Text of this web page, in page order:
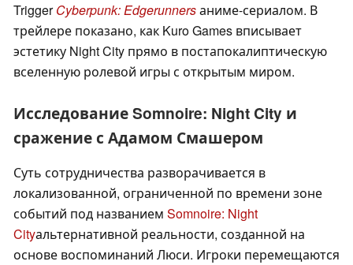
TriggerCyberpunk: Edgerunnersаниме-сериалом. В
трейлере показано, как Kuro Games вписывает
эстетику Night City прямо в постапокалиптическую
вселенную ролевой игры с открытым миром.
Исследование Somnoire: Night City и
сражение с Адамом Смашером
Суть сотрудничества разворачивается в
локализованной, ограниченной по времени зоне
событий под названием Somnoire: Night
Cityальтернативной реальности, созданной на
основе воспоминаний Люси. Игроки перемещаются